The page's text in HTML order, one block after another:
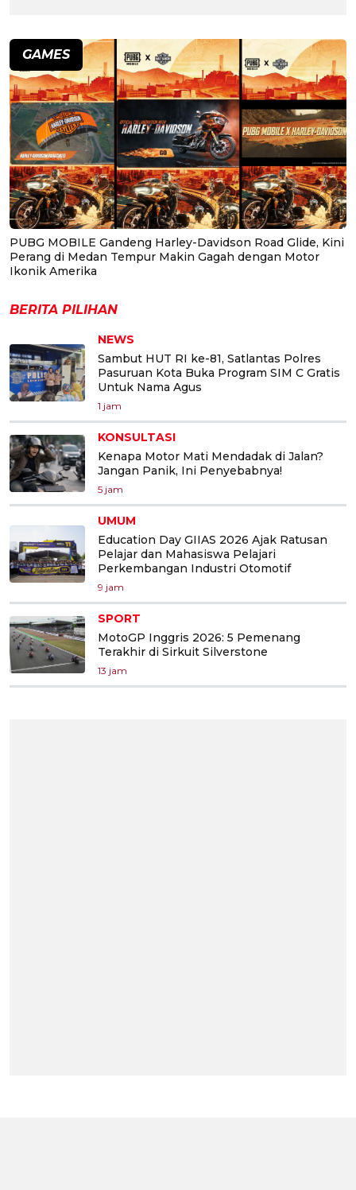
GAMES
PUBG MOBILE Gandeng Harley-Davidson Road Glide, Kini
Perang di Medan Tempur Makin Gagah dengan Motor
Ikonik Amerika
BERITA PILIHAN
NEWS
Sambut HUT RI ke-81, Satlantas Polres
Pasuruan Kota Buka Program SIM C Gratis
Untuk Nama Agus
1 jam
KONSULTASI
Kenapa Motor Mati Mendadak di Jalan?
Jangan Panik, Ini Penyebabnya!
5 jam
UMUM
Education Day GIIAS 2026 Ajak Ratusan
Pelajar dan Mahasiswa Pelajari
Perkembangan Industri Otomotif
9 jam
SPORT
MotoGP Inggris 2026: 5 Pemenang
Terakhir di Sirkuit Silverstone
13 jam